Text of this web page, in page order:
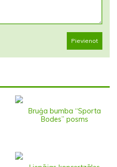
Pievienot
Bruģa bumba “Sporta
Bodes” posms